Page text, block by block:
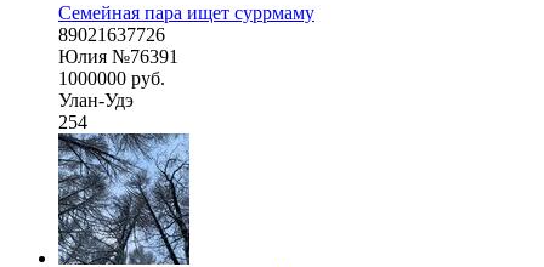
Семейная пара ищет суррмаму
89021637726
Юлия №76391
1000000 руб.
Улан-Удэ
254